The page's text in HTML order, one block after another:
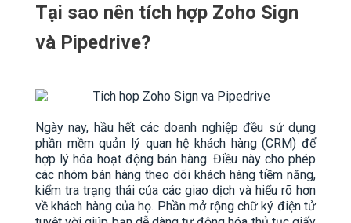
Tại sao nên tích hợp Zoho Sign
và Pipedrive?
Ngày nay, hầu hết các doanh nghiệp đều sử dụng
phần mềm quản lý quan hệ khách hàng (CRM) để
hợp lý hóa hoạt động bán hàng. Điều này cho phép
các nhóm bán hàng theo dõi khách hàng tiềm năng,
kiểm tra trạng thái của các giao dịch và hiểu rõ hơn
về khách hàng của họ. Phần mở rộng chữ ký điện tử